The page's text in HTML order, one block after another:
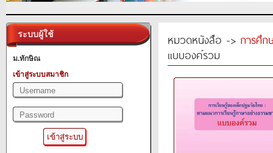
ระบบผู้ใช้
ม.ทักษิณ
เข้าสู่ระบบสมาชิก
หมวดหนังสือ -> การศึก
แบบองค์รวม